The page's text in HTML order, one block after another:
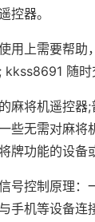
控器。
用上需要帮助
随时
麻将机遥控器
些无需对麻将
牌功能的设备
号控制原理：
手机等设备连